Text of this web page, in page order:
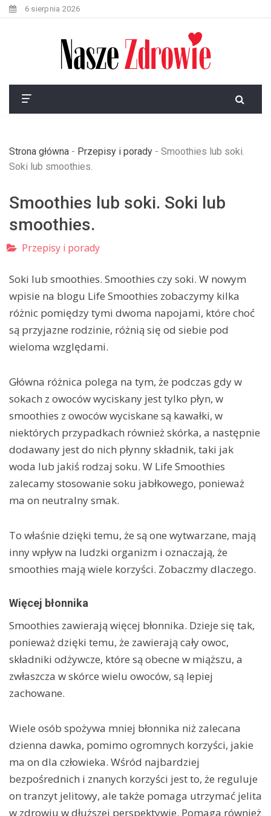
6 sierpnia 2026
Strona główna - Przepisy i porady - Smoothies lub soki.
Soki lub smoothies.
Smoothies lub soki. Soki lub
smoothies.
Przepisy i porady
Soki lub smoothies. Smoothies czy soki. W nowym
wpisie na blogu Life Smoothies zobaczymy kilka
różnic pomiędzy tymi dwoma napojami, które choć
są przyjazne rodzinie, różnią się od siebie pod
wieloma względami.
Główna różnica polega na tym, że podczas gdy w
sokach z owoców wyciskany jest tylko płyn, w
smoothies z owoców wyciskane są kawałki, w
niektórych przypadkach również skórka, a następnie
dodawany jest do nich płynny składnik, taki jak
woda lub jakiś rodzaj soku. W Life Smoothies
zalecamy stosowanie soku jabłkowego, ponieważ
ma on neutralny smak.
To właśnie dzięki temu, że są one wytwarzane, mają
inny wpływ na ludzki organizm i oznaczają, że
smoothies mają wiele korzyści. Zobaczmy dlaczego.
Więcej błonnika
Smoothies zawierają więcej błonnika. Dzieje się tak,
ponieważ dzięki temu, że zawierają cały owoc,
składniki odżywcze, które są obecne w miąższu, a
zwłaszcza w skórce wielu owoców, są lepiej
zachowane.
Wiele osób spożywa mniej błonnika niż zalecana
dzienna dawka, pomimo ogromnych korzyści, jakie
ma on dla człowieka. Wśród najbardziej
bezpośrednich i znanych korzyści jest to, że reguluje
on tranzyt jelitowy, ale także pomaga utrzymać jelita
w zdrowiu w dłuższej perspektywie. Pomaga również